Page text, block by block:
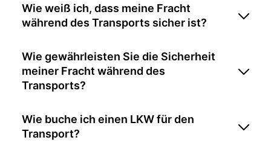
Wie weiß ich, dass meine Fracht
während des Transports sicher ist?
Wie gewährleisten Sie die Sicherheit
meiner Fracht während des
Transports?
Wie buche ich einen LKW für den
Transport?